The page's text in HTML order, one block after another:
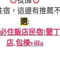
，這邊有推薦
選:
住飯店民宿!墾
店,包棟villa